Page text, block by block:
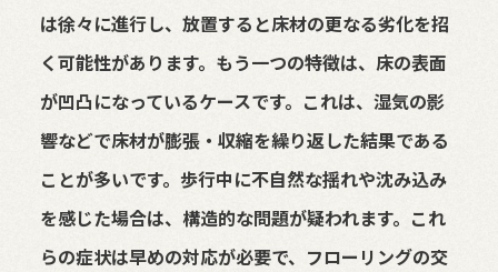
は徐々に進行し、放置すると床材の更なる劣化を招
く可能性があります。もう一つの特徴は、床の表面
が凹凸になっているケースです。これは、湿気の影
響などで床材が膨張・収縮を繰り返した結果である
ことが多いです。歩行中に不自然な揺れや沈み込み
を感じた場合は、構造的な問題が疑われます。これ
らの症状は早めの対応が必要で、フローリングの交